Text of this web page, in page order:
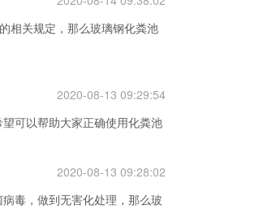
相关规定，那么玻璃钢化粪池
2020-08-13 09:29:54
可以帮助大家正确使用化粪池
2020-08-13 09:28:02
毒，做到无害化处理，那么玻